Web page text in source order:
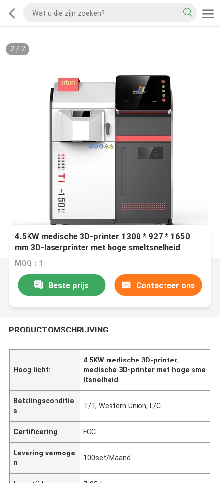
2/ 2
4.5KW medische 3D-printer 1300 * 927 * 1650
mm 3D-laserprinter met hoge smeltsnelheid
MOQ：1
Beste prijs Contacteer ons
PRODUCTOMSCHRIJVING
Hoog licht:
4.5KW medische 3D-printer,
medische 3D-printer met hoge sme
ltsnelheid
Betalingsconditie
s
T/T, Western Union, L/C
Certificering FCC
Levering vermoge
n
100set/Maand